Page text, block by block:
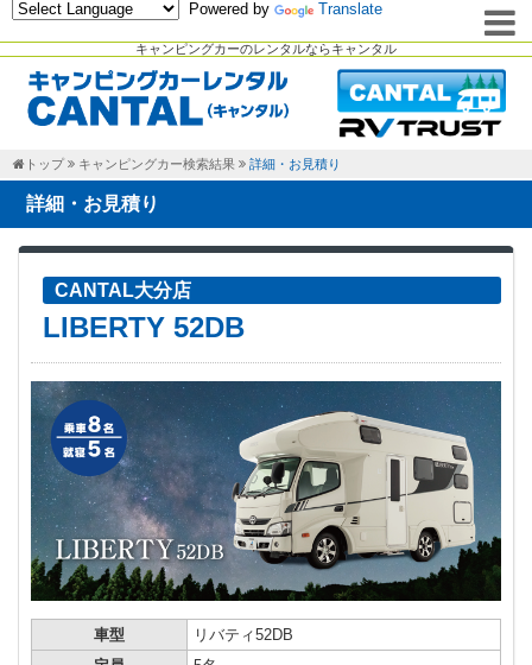
キャンピングカーのレンタルならキャンタル
Powered by Translate
トップ キャンピングカー検索結果 詳細・お見積り
詳細・お見積り
CANTAL大分店
LIBERTY 52DB
車型
リバティ52DB